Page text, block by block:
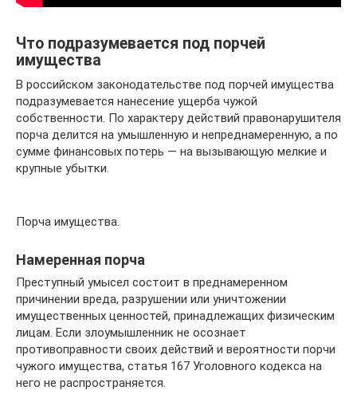
Что подразумевается под порчей
имущества
В российском законодательстве под порчей имущества
подразумевается нанесение ущерба чужой
собственности. По характеру действий правонарушителя
порча делится на умышленную и непреднамеренную, а по
сумме финансовых потерь — на вызывающую мелкие и
крупные убытки.
Порча имущества.
Намеренная порча
Преступный умысел состоит в преднамеренном
причинении вреда, разрушении или уничтожении
имущественных ценностей, принадлежащих физическим
лицам. Если злоумышленник не осознает
противоправности своих действий и вероятности порчи
чужого имущества, статья 167 Уголовного кодекса на
него не распространяется.